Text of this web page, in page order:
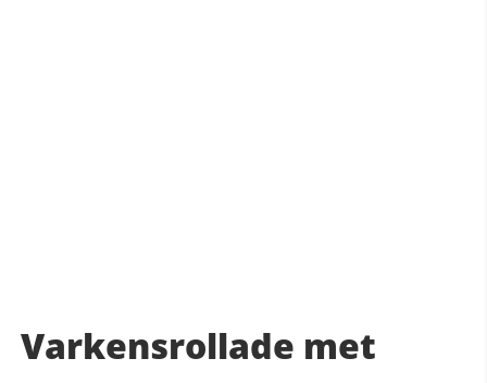
Varkensrollade met